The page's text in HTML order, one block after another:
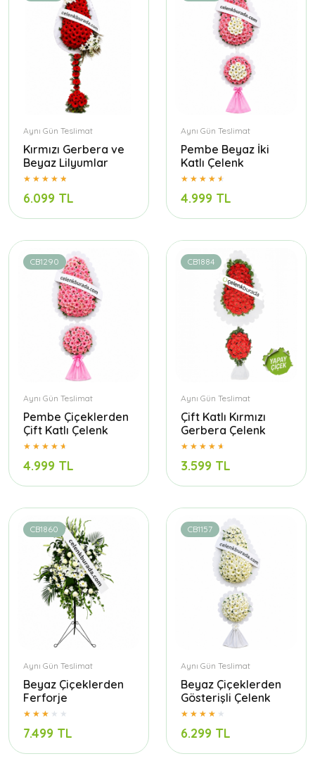
Aynı Gün Teslimat
Kırmızı Gerbera ve
Beyaz Lilyumlar
6.099 TL
Aynı Gün Teslimat
Pembe Beyaz İki
Katlı Çelenk
4.999 TL
CB1290
Aynı Gün Teslimat
Pembe Çiçeklerden
Çift Katlı Çelenk
4.999 TL
CB1884
Aynı Gün Teslimat
Çift Katlı Kırmızı
Gerbera Çelenk
3.599 TL
CB1860
Aynı Gün Teslimat
Beyaz Çiçeklerden
Ferforje
7.499 TL
CB1157
Aynı Gün Teslimat
Beyaz Çiçeklerden
Gösterişli Çelenk
6.299 TL